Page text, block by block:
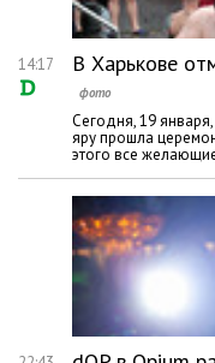
14:17 В Харькове
Сегодня, 19
яру прошла
этого все